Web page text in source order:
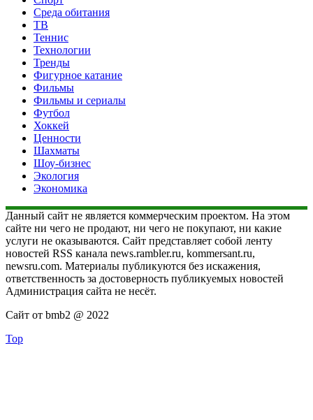
Среда обитания
ТВ
Теннис
Технологии
Тренды
Фигурное катание
Фильмы
Фильмы и сериалы
Футбол
Хоккей
Ценности
Шахматы
Шоу-бизнес
Экология
Экономика
Данный сайт не является коммерческим проектом. На этом
сайте ни чего не продают, ни чего не покупают, ни какие
услуги не оказываются. Сайт представляет собой ленту
новостей RSS канала news.rambler.ru, kommersant.ru,
newsru.com. Материалы публикуются без искажения,
ответственность за достоверность публикуемых новостей
Администрация сайта не несёт.
Сайт от bmb2 @ 2022
Top